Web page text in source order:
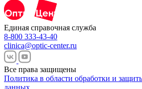
Единая справочная служба
8-800 333-43-40
clinica@optic-center.ru
Все права защищены
Политика в области обработки и
данных